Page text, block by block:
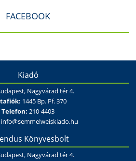
FACEBOOK
Kiadó
Nagyvárad tér 4.
1445 Bp. Pf. 370
Telefon: 210-4403
info@semmelweiskiado.hu
Könyvesbolt
Nagyvárad tér 4.